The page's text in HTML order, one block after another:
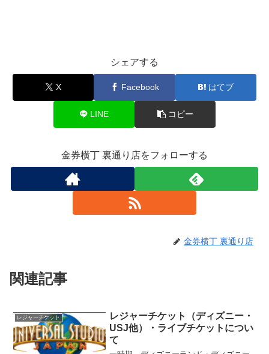
シェアする
X Facebook はてブ
LINE コピー
金券横丁 裏通り店をフォローする
金券横丁 裏通り店
関連記事
レジャーチケット
レジャーチケット（ディズニー・
USJ他）・ライブチケットについ
て